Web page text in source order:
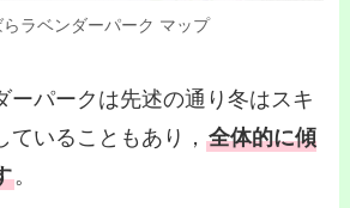
らラベンダーパーク マップ
ーパークは先述の通り冬はスキ
ていることもあり，全体的に傾
。